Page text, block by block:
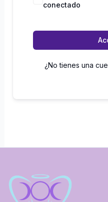
conectado
¿No tienes una